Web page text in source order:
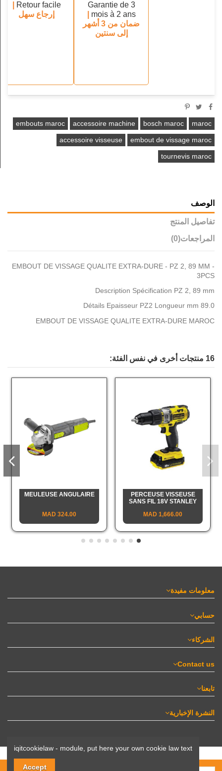
Garantie de 3
mois à 2 ans
ضمان من 3 أشهر
إلى سنتين
Retour facile
إرجاع سهل
maroc
bosch maroc
accessoire machine
embouts maroc
embout de vissage maroc
accessoire visseuse
tournevis maroc
الوصف
تفاصيل المنتج
المراجعات(0)
EMBOUT DE VISSAGE QUALITE EXTRA-DURE - PZ 2, 89 MM -
3PCS
Description Spécification PZ 2, 89 mm
Détails Epaisseur PZ2 Longueur mm 89.0
EMBOUT DE VISSAGE QUALITE EXTRA-DURE MAROC
16 منتجات أخرى في نفس الفئة:
PERCEUSE VISSEUSE
SANS FIL 18V STANLEY
1,666.00 MAD
MEULEUSE ANGULAIRE
324.00 MAD
معلومات مفيدة
حسابي
الشركاء
Contact us
تابعنا
النشرة الإخبارية
المنصة المغربية الأولى للتجارة الإلكترونية في مجال الصيانة والديكور
iqitcookielaw - module, put here your own cookie law text
Accept